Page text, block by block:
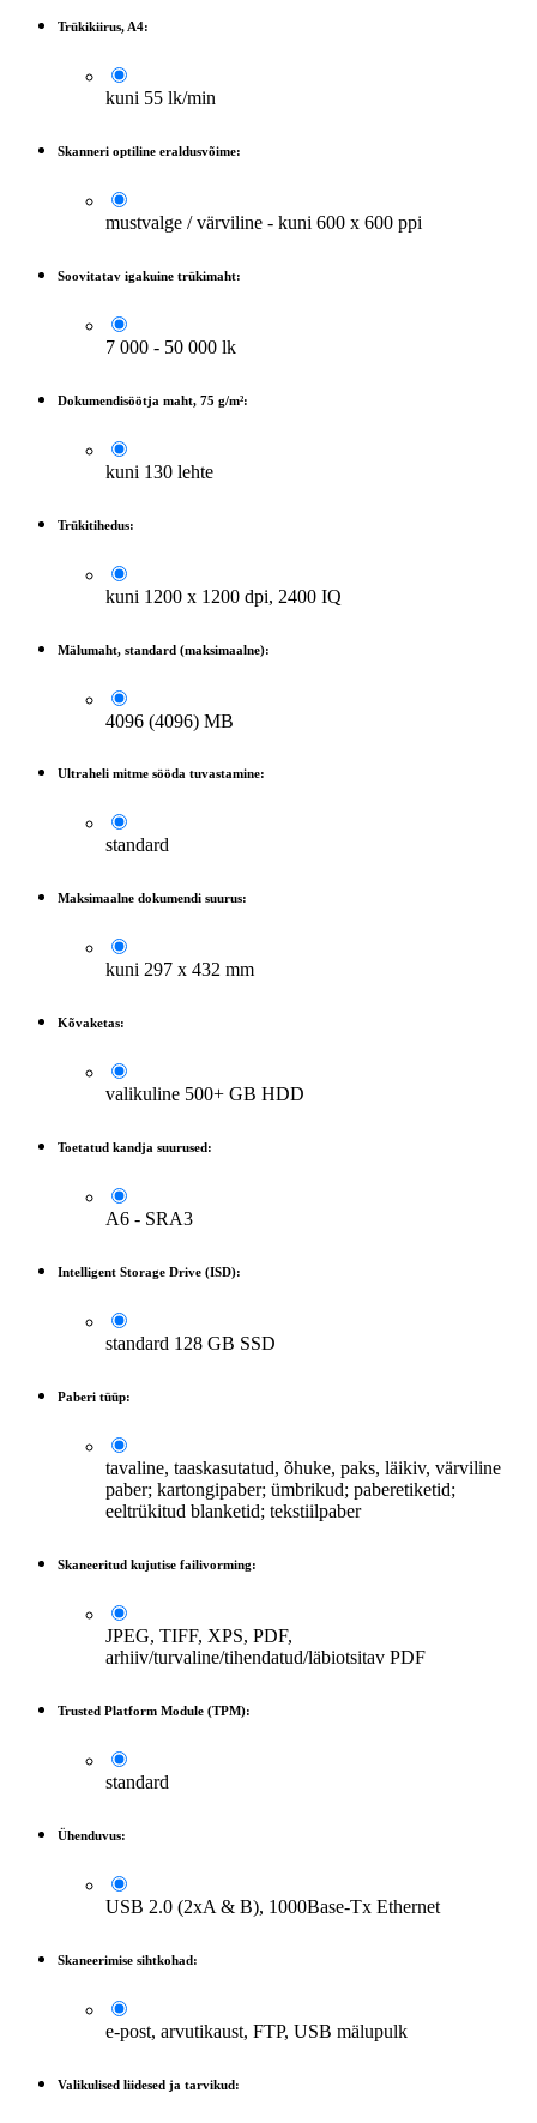
Trükikiirus, A4:
kuni 55 lk/min
Skanneri optiline eraldusvõime:
mustvalge / värviline - kuni 600 x 600 ppi
Soovitatav igakuine trükimaht:
7 000 - 50 000 lk
Dokumendisöötja maht, 75 g/m²:
kuni 130 lehte
Trükitihedus:
kuni 1200 x 1200 dpi, 2400 IQ
Mälumaht, standard (maksimaalne):
4096 (4096) MB
Ultraheli mitme sööda tuvastamine:
standard
Maksimaalne dokumendi suurus:
kuni 297 x 432 mm
Kõvaketas:
valikuline 500+ GB HDD
Toetatud kandja suurused:
A6 - SRA3
Intelligent Storage Drive (ISD):
standard 128 GB SSD
Paberi tüüp:
tavaline, taaskasutatud, õhuke, paks, läikiv, värviline
paber; kartongipaber; ümbrikud; paberetiketid;
eeltrükitud blanketid; tekstiilpaber
Skaneeritud kujutise failivorming:
JPEG, TIFF, XPS, PDF,
arhiiv/turvaline/tihendatud/läbiotsitav PDF
Trusted Platform Module (TPM):
standard
Ühenduvus:
USB 2.0 (2xA & B), 1000Base-Tx Ethernet
Skaneerimise sihtkohad:
e-post, arvutikaust, FTP, USB mälupulk
Valikulised liidesed ja tarvikud: